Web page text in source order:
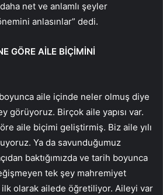
net ve anlamlı şeyler
anlasınlar” dedi.
GÖRE AİLE BİÇİMİNİ
aile içinde neler olmuş diye
görüyoruz. Birçok aile yapısı var.
aile biçimi geliştirmiş. Biz aile yılı
Ya da savunduğumuz
baktığımızda ve tarih boyunca
tek şey mahremiyet
olarak ailede öğretiliyor. Aileyi var